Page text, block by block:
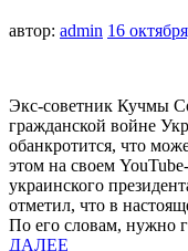
автор: admin 16
Экс-советник Кучмы
гражданской войне
обанкротится, что
этом на своем
украинского
отметил, что в
По его словам, нужно
ДАЛЕЕ